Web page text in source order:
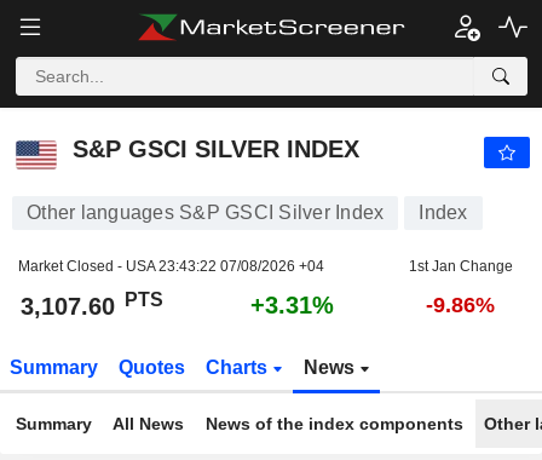
S&P GSCI SILVER INDEX
Other languages S&P GSCI Silver Index Index
Market Closed - USA23:43:22 07/08/2026 +04 1st Jan Change
3,107.60 PTS +3.31% -9.86%
Summary Quotes Charts News
Summary All News News of the index components Other